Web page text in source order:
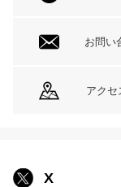
お問い
アクセ
X